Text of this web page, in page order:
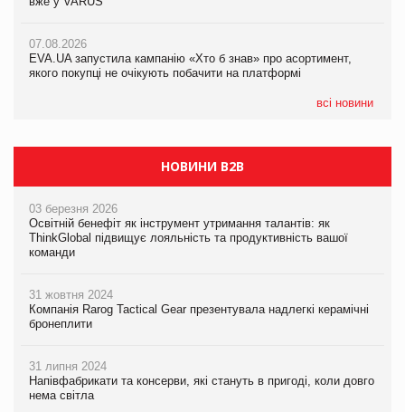
07.08.2026
EVA.UA запустила кампанію «Хто б знав» про асортимент,
якого покупці не очікують побачити на платформі
всі новини
07.08.2026
EVA.UA запустила кампанію «Хто б знав» про асортимент,
якого покупці не очікують побачити на платформі
НОВИНИ B2B
03 березня 2026
Освітній бенефіт як інструмент утримання талантів: як
ThinkGlobal підвищує лояльність та продуктивність вашої
команди
31 жовтня 2024
Компанія Rarog Tactical Gear презентувала надлегкі керамічні
бронеплити
31 липня 2024
Напівфабрикати та консерви, які стануть в пригоді, коли довго
нема світла